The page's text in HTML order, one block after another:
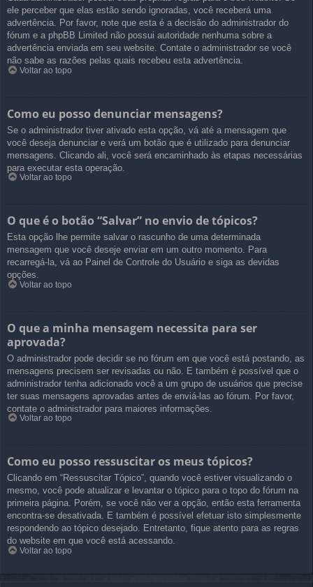
ele perceber que elas estão sendo ignoradas, você receberá uma
advertência. Por favor, note que esta é a decisão do administrador do
fórum e a phpBB Limited não possui autoridade nenhuma sobre a
advertência enviada em seu website. Contate o administrador se você
não sabe as razões pelas quais recebeu esta advertência.
Voltar ao topo
Como eu posso denunciar mensagens?
Se o administrador tiver ativado esta opção, vá até a mensagem que
você deseja denunciar e verá um botão que é utilizado para denunciar
mensagens. Clicando ali, você será encaminhado às etapas necessárias
para executar esta operação.
Voltar ao topo
O que é o botão “Salvar” no envio de tópicos?
Esta opção lhe permite salvar o rascunho de uma determinada
mensagem que você deseje enviar em um outro momento. Para
recarregá-la, vá ao Painel de Controle do Usuário e siga as devidas
opções.
Voltar ao topo
O que a minha mensagem necessita para ser
aprovada?
O administrador pode decidir se no fórum em que você está postando, as
mensagens precisem ser revisadas ou não. E também é possível que o
administrador tenha adicionado você a um grupo de usuários que precise
ter suas mensagens aprovadas antes de enviá-las ao fórum. Por favor,
contate o administrador para maiores informações.
Voltar ao topo
Como eu posso ressuscitar os meus tópicos?
Clicando em “Ressuscitar Tópico”, quando você estiver visualizando o
mesmo, você pode atualizar e levantar o tópico para o topo do fórum na
primeira página. Porém, se você não ver a opção, então esta ferramenta
encontra-se desativada. E também é possível efetuar isto simplesmente
respondendo ao tópico desejado. Entretanto, fique atento para as regras
do website em que você está acessando.
Voltar ao topo